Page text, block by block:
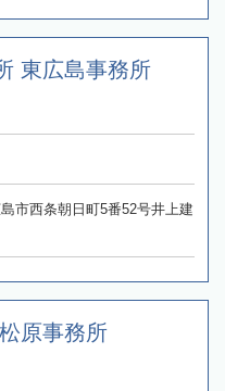
東広島事務所
市西条朝日町5番52号井上建
原事務所